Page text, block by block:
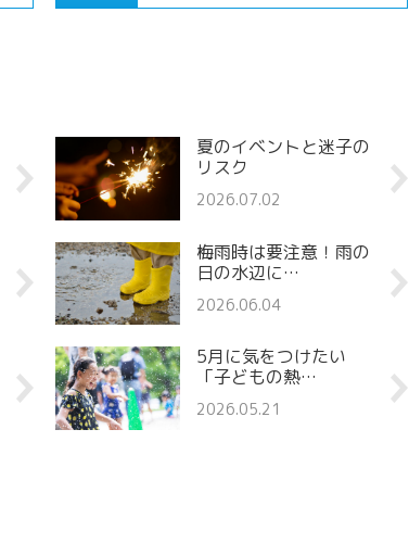
夏のイベントと迷子の
リスク
2026.07.02
梅雨時は要注意！雨の
日の水辺に…
2026.06.04
5月に気をつけたい
「子どもの熱…
2026.05.21